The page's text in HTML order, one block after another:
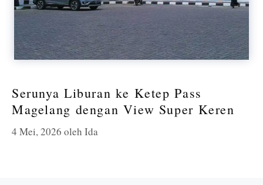
Serunya Liburan ke Ketep Pass
Magelang dengan View Super Keren
4 Mei, 2026 oleh Ida